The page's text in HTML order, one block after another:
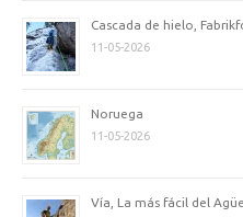
Cascada de hielo,
11-05-2026
Noruega
11-05-2026
Vía, La más fácil del